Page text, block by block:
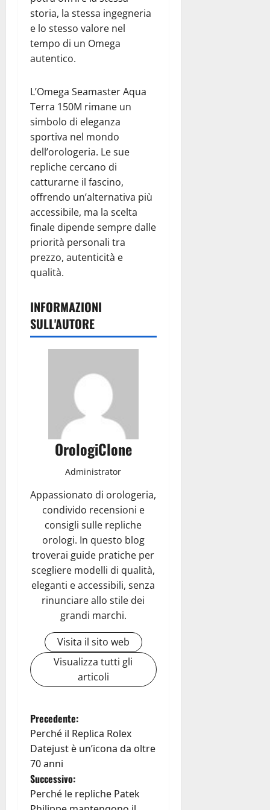
storia, la stessa ingegneria
e lo stesso valore nel
tempo di un Omega
autentico.
L’Omega Seamaster Aqua
Terra 150M rimane un
simbolo di eleganza
sportiva nel mondo
dell’orologeria. Le sue
repliche cercano di
catturarne il fascino,
offrendo un’alternativa più
accessibile, ma la scelta
finale dipende sempre dalle
priorità personali tra
prezzo, autenticità e
qualità.
INFORMAZIONI
SULL'AUTORE
OrologiClone
Administrator
Appassionato di orologeria,
condivido recensioni e
consigli sulle repliche
orologi. In questo blog
troverai guide pratiche per
scegliere modelli di qualità,
eleganti e accessibili, senza
rinunciare allo stile dei
grandi marchi.
Visita il sito web
Visualizza tutti gli
articoli
N
a
v
i
Precedente:
Perché il Replica Rolex
Datejust è un’icona da oltre
70 anni
Successivo:
Perché le repliche Patek